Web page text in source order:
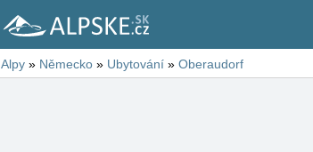
Alpy » Německo » Ubytování » Oberaudorf